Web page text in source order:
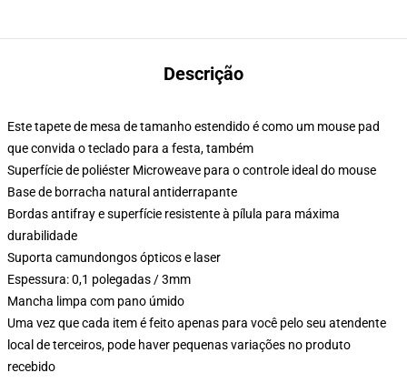
Descrição
Este tapete de mesa de tamanho estendido é como um mouse pad
que convida o teclado para a festa, também
Superfície de poliéster Microweave para o controle ideal do mouse
Base de borracha natural antiderrapante
Bordas antifray e superfície resistente à pílula para máxima
durabilidade
Suporta camundongos ópticos e laser
Espessura: 0,1 polegadas / 3mm
Mancha limpa com pano úmido
Uma vez que cada item é feito apenas para você pelo seu atendente
local de terceiros, pode haver pequenas variações no produto
recebido